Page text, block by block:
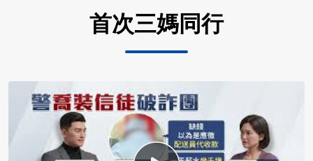
首次三媽同行